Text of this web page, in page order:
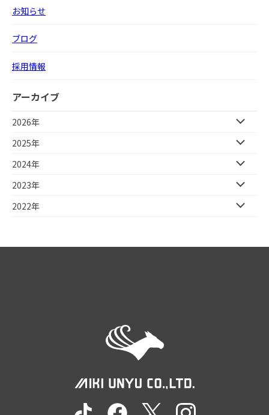
お知らせ
ブログ
採用情報
アーカイブ
2026年
2025年
2024年
2023年
2022年